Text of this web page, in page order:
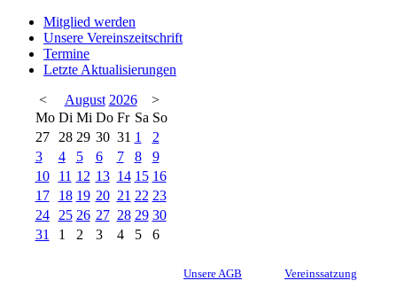
Mitglied werden
Unsere Vereinszeitschrift
Termine
Letzte Aktualisierungen
<
August 2026
>
Mo Di Mi Do Fr Sa So
27
28 29 30 31 1
2
3
4 5 6 7 8
9
10
11 12 13 14 15 16
17
18 19 20 21 22 23
24
25 26 27 28 29 30
31
1 2 3 4 5 6
Unsere AGB Vereinssatzung